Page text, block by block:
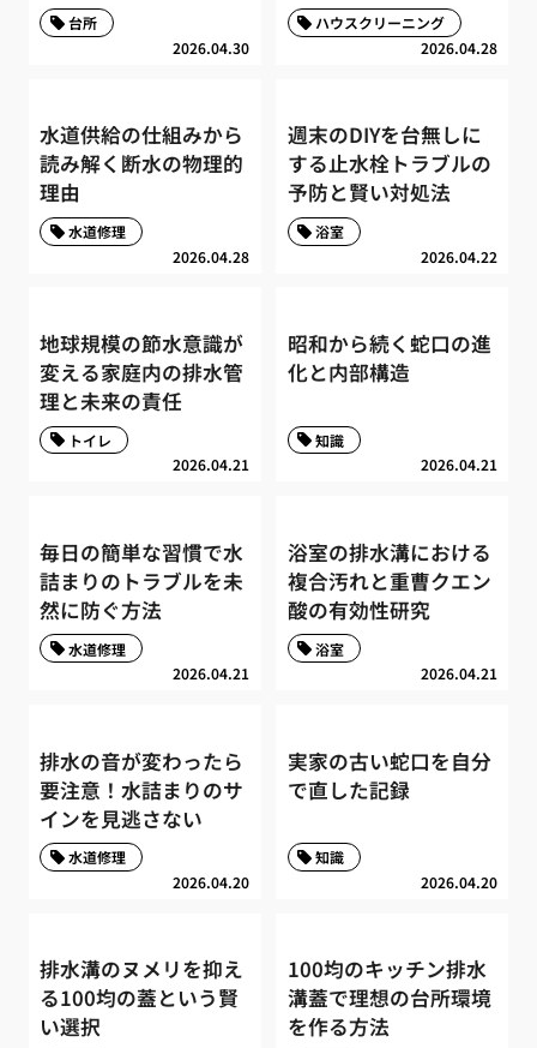
2026.04.30
台所
2026.04.28
ハウスクリーニング
水道供給の仕組みから
読み解く断水の物理的
理由
2026.04.28
水道修理
週末のDIYを台無しに
する止水栓トラブルの
予防と賢い対処法
2026.04.22
浴室
地球規模の節水意識が
変える家庭内の排水管
理と未来の責任
2026.04.21
トイレ
昭和から続く蛇口の進
化と内部構造
2026.04.21
知識
毎日の簡単な習慣で水
詰まりのトラブルを未
然に防ぐ方法
2026.04.21
水道修理
浴室の排水溝における
複合汚れと重曹クエン
酸の有効性研究
2026.04.21
浴室
排水の音が変わったら
要注意！水詰まりのサ
インを見逃さない
2026.04.20
水道修理
実家の古い蛇口を自分
で直した記録
2026.04.20
知識
排水溝のヌメリを抑え
る100均の蓋という賢
い選択
100均のキッチン排水
溝蓋で理想の台所環境
を作る方法